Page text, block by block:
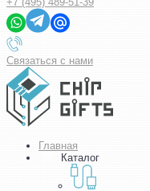
Связаться с нами
Главная
Каталог